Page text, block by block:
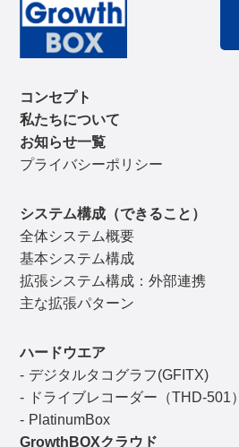
コンセプト
私たちについて
お知らせ一覧
プライバシーポリシー
システム構成（できること）
全体システム概要
基本システム構成
拡張システム構成：外部連携
主な拡張パターン
ハードウエア
デジタルタコグラフ(GFITX)
ドライブレコーダー（THD-501）
PlatinumBox
GrowthBOXクラウド